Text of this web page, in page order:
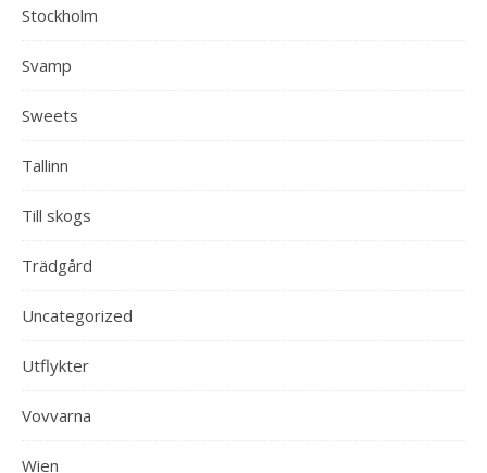
Stockholm
Svamp
Sweets
Tallinn
Till skogs
Trädgård
Uncategorized
Utflykter
Vovvarna
Wien